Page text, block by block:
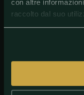
con altre
raccolto dal suo
#Barcellona